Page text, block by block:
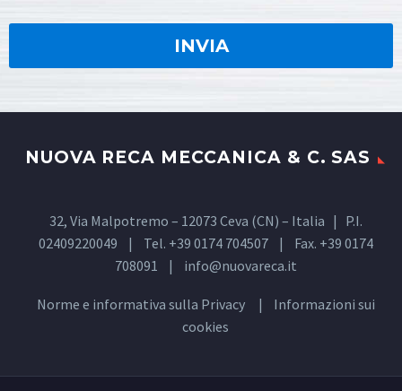
NUOVA RECA MECCANICA & C. SAS
32, Via Malpotremo – 12073 Ceva (CN) – Italia | P.I.
02409220049 | Tel. +39 0174 704507 | Fax. +39 0174
708091 | info@nuovareca.it
Norme e informativa sulla Privacy| Informazioni sui
cookies